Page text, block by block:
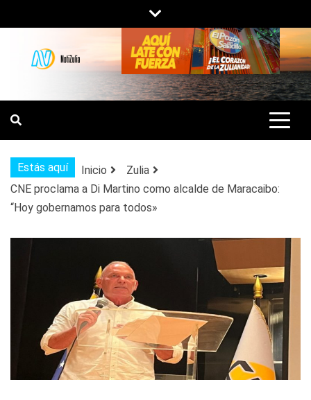
al
contenido
NOTIZULIA
NOTICIAS DEL ZULIA, VENEZUELA Y
DE INTERÉS GENERAL.
Estás aquí Inicio
Zulia
CNE proclama a Di Martino como alcalde de Maracaibo:
“Hoy gobernamos para todos»